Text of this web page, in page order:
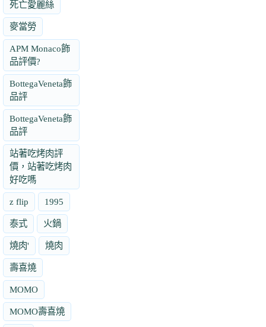
死亡愛麗絲
麥當勞
APM Monaco飾
品評價?
BottegaVeneta飾
品評
BottegaVeneta飾
品評
站著吃烤肉評
價，站著吃烤肉
好吃嗎
z flip 1995
泰式 火鍋
燒肉' 燒肉
壽喜燒
MOMO
MOMO壽喜燒